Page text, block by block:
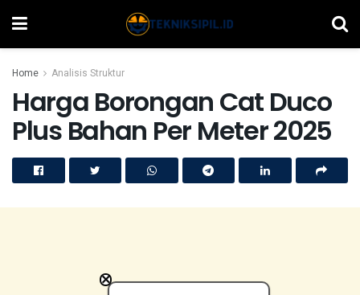
Home Analisis Struktur
Harga Borongan Cat Duco
Plus Bahan Per Meter 2025
×